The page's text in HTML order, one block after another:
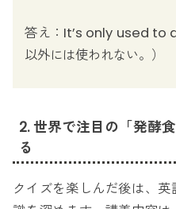
答え：It’s only used to
以外には使われない。）
2. 世界で注目の「発酵
る
クイズを楽しんだ後は、